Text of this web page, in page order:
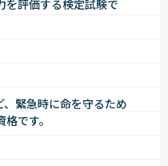
を評価する検定試験で
緊急時に命を守るため
です。